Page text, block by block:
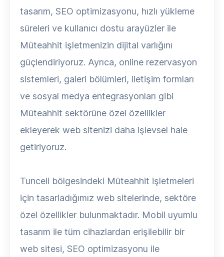
tasarım, SEO optimizasyonu, hızlı yükleme
süreleri ve kullanıcı dostu arayüzler ile
Müteahhit işletmenizin dijital varlığını
güçlendiriyoruz. Ayrıca, online rezervasyon
sistemleri, galeri bölümleri, iletişim formları
ve sosyal medya entegrasyonları gibi
Müteahhit sektörüne özel özellikler
ekleyerek web sitenizi daha işlevsel hale
getiriyoruz.
Tunceli bölgesindeki Müteahhit işletmeleri
için tasarladığımız web sitelerinde, sektöre
özel özellikler bulunmaktadır. Mobil uyumlu
tasarım ile tüm cihazlardan erişilebilir bir
web sitesi, SEO optimizasyonu ile